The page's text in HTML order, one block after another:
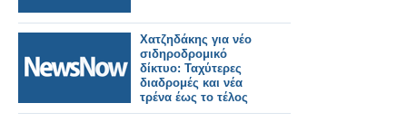
Χατζηδάκης για νέο
σιδηροδρομικό
δίκτυο: Ταχύτερες
διαδρομές και νέα
τρένα έως το τέλος
του 2026.